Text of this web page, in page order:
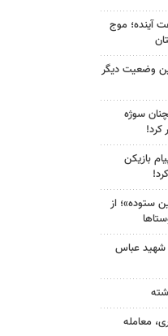
کشور در ۷۲ ساعت آینده؛ موج
وضعیت دیگر
سوژه
کرد!
بازیکن
ستوده»؛ از
شهید عباس
معامله